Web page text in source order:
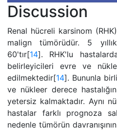
Discussion
Renal hücreli karsinom
malign tümörüdür. 5
60'tır[14]. RHK'lu
belirleyicileri evre ve
edilmektedir[14]. Bununla
ve nükleer derece
yetersiz kalmaktadır. Aynı
hastalar farklı prognoza
nedenle tümörün